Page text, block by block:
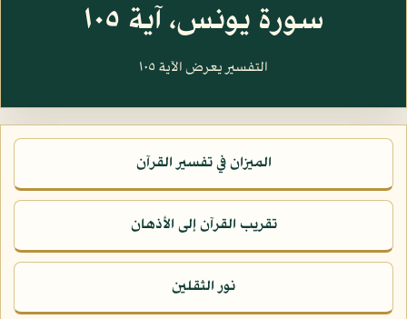
سورة يونس، آية ١٠٥
التفسير يعرض الآية ١٠٥
الميزان في تفسير القرآن
تقريب القرآن إلى الأذهان
نور الثقلين